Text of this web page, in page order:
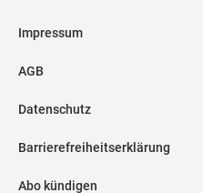
Impressum
AGB
Datenschutz
Barrierefreiheitserklärung
Abo kündigen